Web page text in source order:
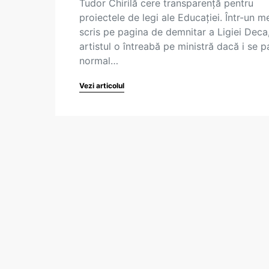
Tudor Chirilă cere transparență pentru
proiectele de legi ale Educației. Într-un
scris pe pagina de demnitar a Ligiei Deca,
artistul o întreabă pe ministră dacă i se
normal…
Vezi articolul